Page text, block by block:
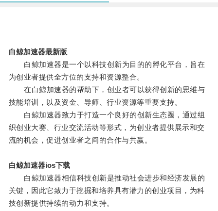
白鲸加速器最新版
白鲸加速器是一个以科技创新为目的的孵化平台，旨在
为创业者提供全方位的支持和资源整合。
在白鲸加速器的帮助下，创业者可以获得创新的思维与
技能培训，以及资金、导师、行业资源等重要支持。
白鲸加速器致力于打造一个良好的创新生态圈，通过组
织创业大赛、行业交流活动等形式，为创业者提供展示和交
流的机会，促进创业者之间的合作与共赢。
白鲸加速器ios下载
白鲸加速器相信科技创新是推动社会进步和经济发展的
关键，因此它致力于挖掘和培养具有潜力的创业项目，为科
技创新提供持续的动力和支持。